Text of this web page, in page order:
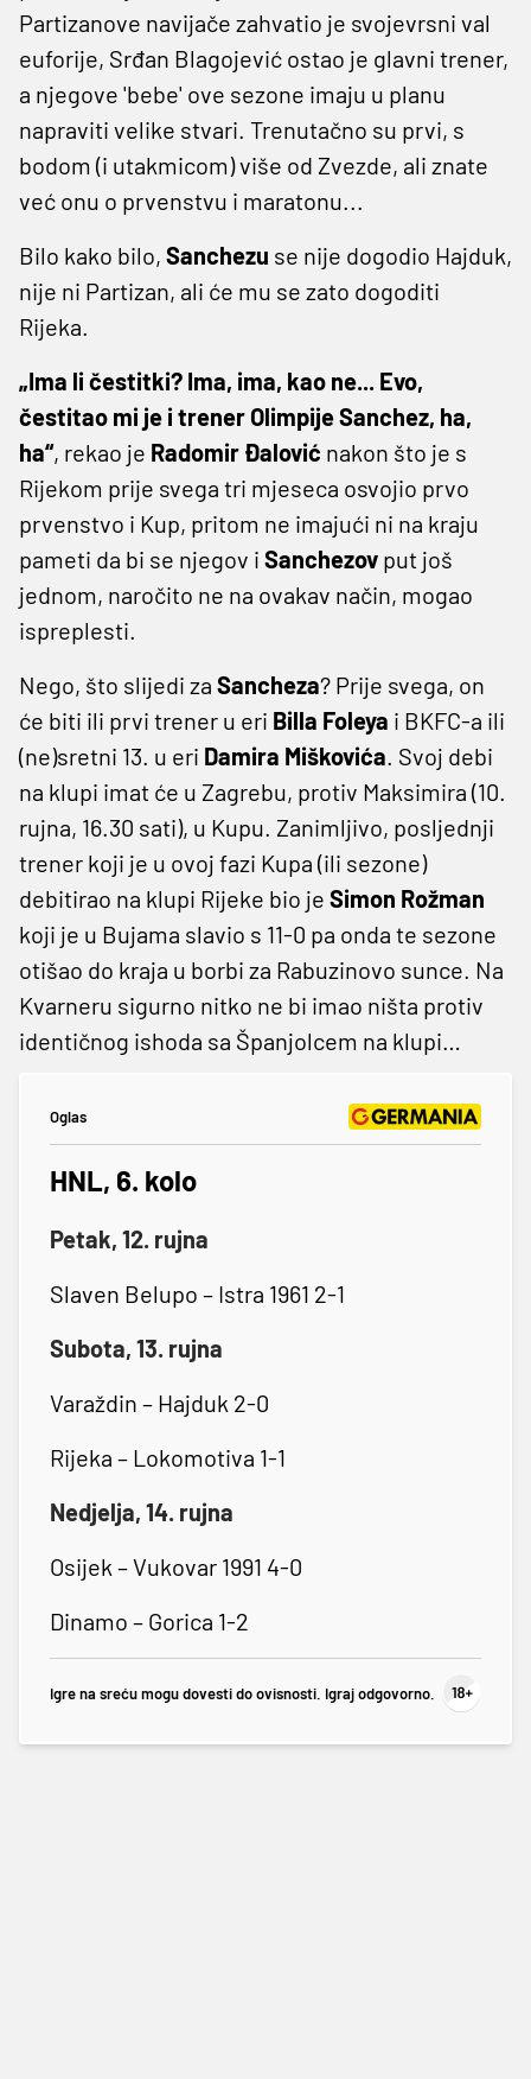
Partizanove navijače zahvatio je svojevrsni val
euforije, Srđan Blagojević ostao je glavni trener,
a njegove 'bebe' ove sezone imaju u planu
napraviti velike stvari. Trenutačno su prvi, s
bodom (i utakmicom) više od Zvezde, ali znate
već onu o prvenstvu i maratonu...
Bilo kako bilo, Sanchezu se nije dogodio Hajduk,
nije ni Partizan, ali će mu se zato dogoditi
Rijeka.
„Ima li čestitki? Ima, ima, kao ne... Evo,
čestitao mi je i trener Olimpije Sanchez, ha,
ha“, rekao je Radomir Đalović nakon što je s
Rijekom prije svega tri mjeseca osvojio prvo
prvenstvo i Kup, pritom ne imajući ni na kraju
pameti da bi se njegov i Sanchezov put još
jednom, naročito ne na ovakav način, mogao
ispreplesti.
Nego, što slijedi za Sancheza? Prije svega, on
će biti ili prvi trener u eri Billa Foleya i BKFC-a ili
(ne)sretni 13. u eri Damira Miškovića. Svoj debi
na klupi imat će u Zagrebu, protiv Maksimira (10.
rujna, 16.30 sati), u Kupu. Zanimljivo, posljednji
trener koji je u ovoj fazi Kupa (ili sezone)
debitirao na klupi Rijeke bio je Simon Rožman
koji je u Bujama slavio s 11-0 pa onda te sezone
otišao do kraja u borbi za Rabuzinovo sunce. Na
Kvarneru sigurno nitko ne bi imao ništa protiv
identičnog ishoda sa Španjolcem na klupi…
Oglas
HNL, 6. kolo
Petak, 12. rujna
Slaven Belupo – Istra 1961 2-1
Subota, 13. rujna
Varaždin – Hajduk 2-0
Rijeka – Lokomotiva 1-1
Nedjelja, 14. rujna
Osijek – Vukovar 1991 4-0
Dinamo – Gorica 1-2
Igre na sreću mogu dovesti do ovisnosti. Igraj odgovorno.